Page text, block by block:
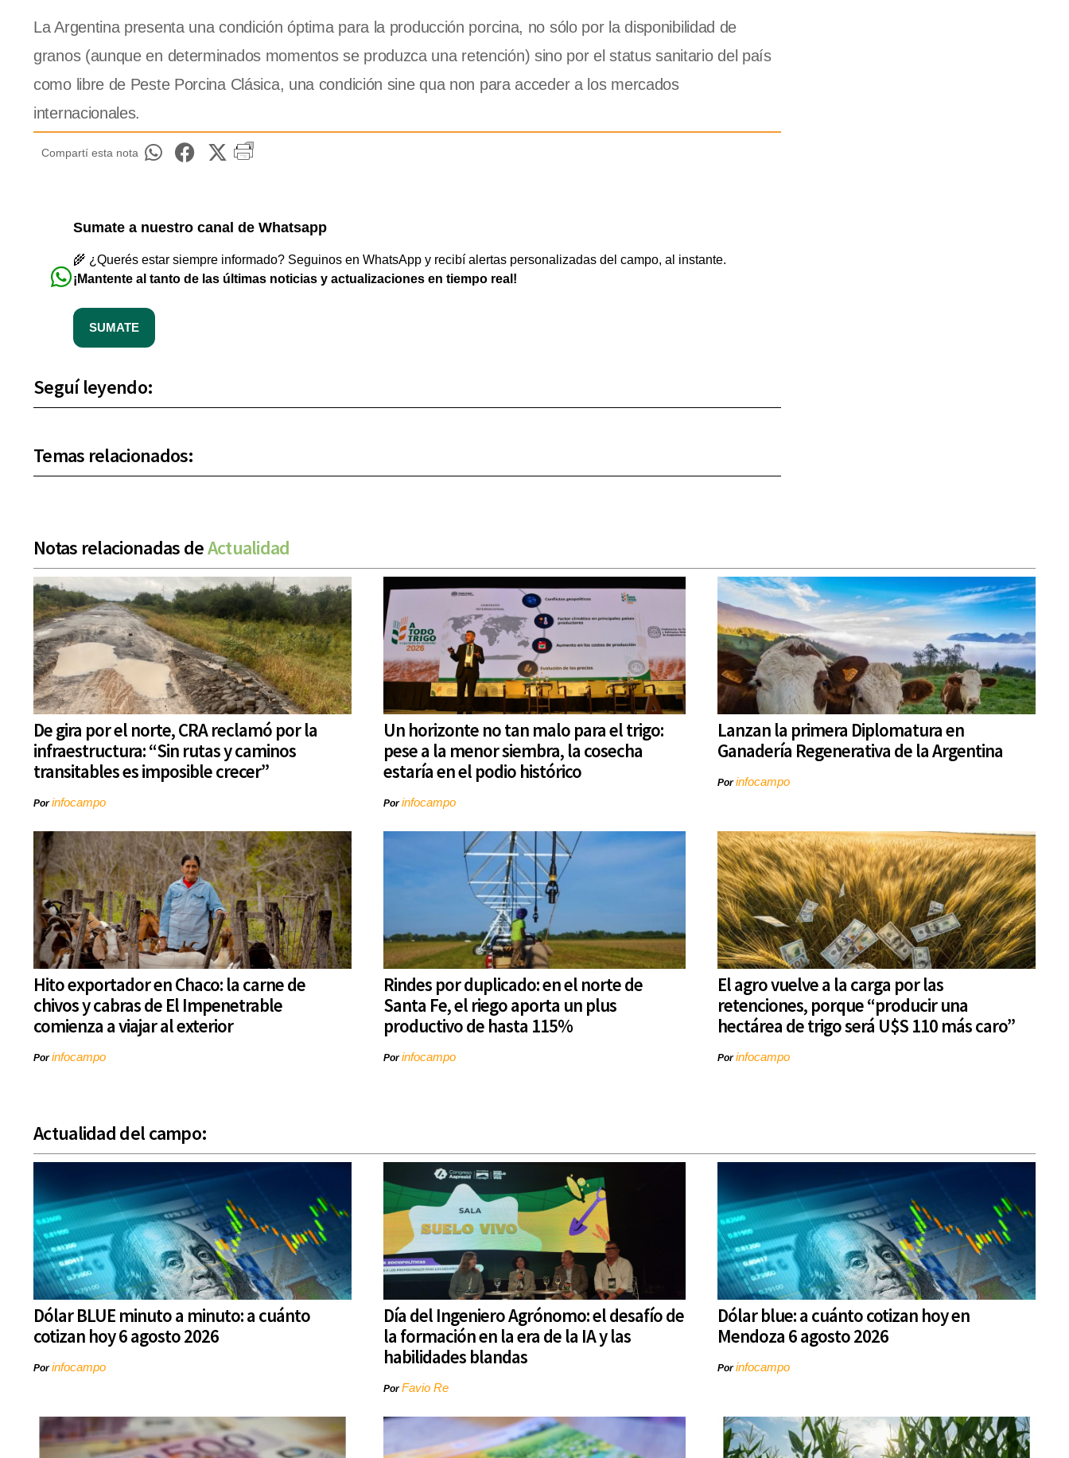
La Argentina presenta una condición óptima para la producción porcina, no sólo por la disponibilidad de
granos (aunque en determinados momentos se produzca una retención) sino por el status sanitario del país
como libre de Peste Porcina Clásica, una condición sine qua non para acceder a los mercados
internacionales.
Compartí esta nota
Sumate a nuestro canal de Whatsapp
🌾 ¿Querés estar siempre informado? Seguinos en WhatsApp y recibí alertas personalizadas del campo, al instante.
¡Mantente al tanto de las últimas noticias y actualizaciones en tiempo real!
SUMATE
Seguí leyendo:
Temas relacionados:
Notas relacionadas deActualidad
De gira por el norte, CRA reclamó por la
infraestructura: “Sin rutas y caminos
transitables es imposible crecer”
Porinfocampo
Un horizonte no tan malo para el trigo:
pese a la menor siembra, la cosecha
estaría en el podio histórico
Porinfocampo
Lanzan la primera Diplomatura en
Ganadería Regenerativa de la Argentina
Porinfocampo
Hito exportador en Chaco: la carne de
chivos y cabras de El Impenetrable
comienza a viajar al exterior
Porinfocampo
Rindes por duplicado: en el norte de
Santa Fe, el riego aporta un plus
productivo de hasta 115%
Porinfocampo
El agro vuelve a la carga por las
retenciones, porque “producir una
hectárea de trigo será U$S 110 más caro”
Porinfocampo
Actualidad del campo:
Dólar BLUE minuto a minuto: a cuánto
cotizan hoy 6 agosto 2026
Porinfocampo
Día del Ingeniero Agrónomo: el desafío de
la formación en la era de la IA y las
habilidades blandas
PorFavio Re
Dólar blue: a cuánto cotizan hoy en
Mendoza 6 agosto 2026
Porinfocampo